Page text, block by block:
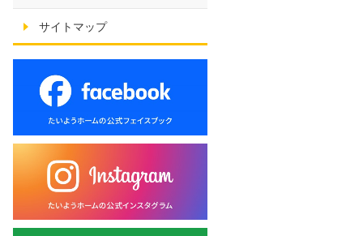
サイトマップ